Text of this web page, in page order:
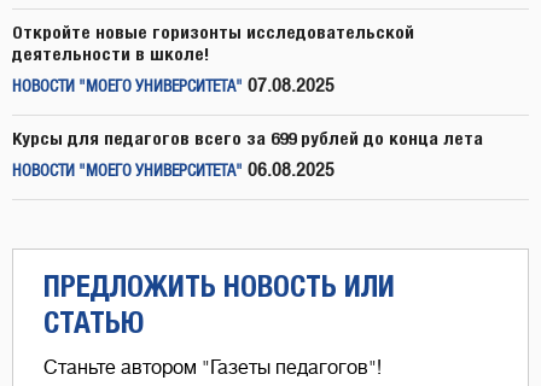
Откройте новые горизонты исследовательской
деятельности в школе!
НОВОСТИ "МОЕГО УНИВЕРСИТЕТА" 07.08.2025
Курсы для педагогов всего за 699 рублей до конца лета
НОВОСТИ "МОЕГО УНИВЕРСИТЕТА" 06.08.2025
ПРЕДЛОЖИТЬ НОВОСТЬ ИЛИ
СТАТЬЮ
Станьте автором "Газеты педагогов"!